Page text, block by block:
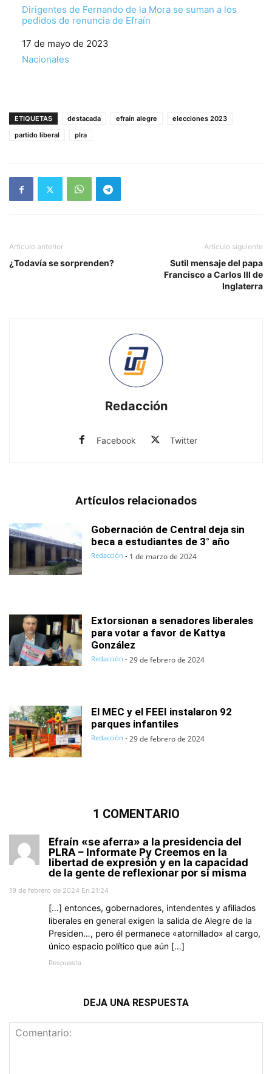
Dirigentes de Fernando de la Mora se suman a los
pedidos de renuncia de Efraín
Fecha
17 de mayo de 2023
Respecto a
Nacionales
ETIQUETAS destacada efraín alegre
elecciones 2023
partido liberal
plra
Artículo anterior
¿Todavía se sorprenden?
Artículo siguiente
Sutil mensaje del papa
Francisco a Carlos III de
Inglaterra
Redacción
Facebook Twitter
Artículos relacionados
Gobernación de Central deja sin
beca a estudiantes de 3° año
Redacción - 1 de marzo de 2024
Extorsionan a senadores liberales
para votar a favor de Kattya
González
Redacción - 29 de febrero de 2024
El MEC y el FEEI instalaron 92
parques infantiles
Redacción - 29 de febrero de 2024
1 COMENTARIO
Efraín «se aferra» a la presidencia del
PLRA – Informate Py Creemos en la
libertad de expresión y en la capacidad
de la gente de reflexionar por si misma
19 de febrero de 2024 En 21:24
[…] entonces, gobernadores, intendentes y afiliados
liberales en general exigen la salida de Alegre de la
Presiden…, pero él permanece «atornillado» al cargo,
único espacio político que aún […]
Respuesta
DEJA UNA RESPUESTA